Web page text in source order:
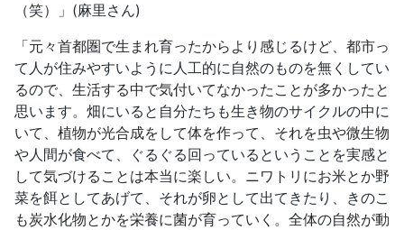
（笑）」(麻里さん)
「元々首都圏で生まれ育ったからより感じるけど、都市っ
て人が住みやすいように人工的に自然のものを無くしてい
るので、生活する中で気付いてなかったことが多かったと
思います。畑にいると自分たちも生き物のサイクルの中に
いて、植物が光合成をして体を作って、それを虫や微生物
や人間が食べて、ぐるぐる回っているということを実感と
して気づけることは本当に楽しい。ニワトリにお米とか野
菜を餌としてあげて、それが卵として出てきたり、きのこ
も炭水化物とかを栄養に菌が育っていく。全体の自然が動